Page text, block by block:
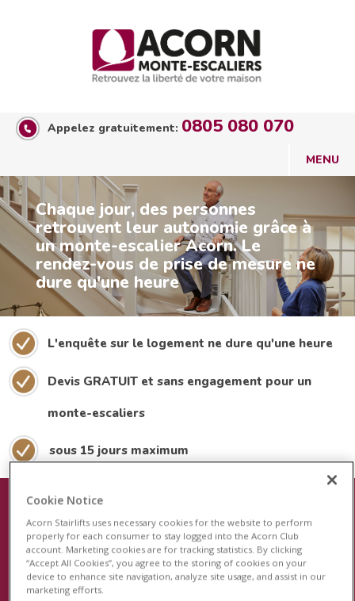
Appelez gratuitement: 0805 080 070
Chaque jour, des personnes
retrouvent leur autonomie grâce à
un monte-escalier Acorn. Le
rendez-vous de prise de mesure ne
dure qu'une heure
L'enquête sur le logement ne dure qu'une heure
Devis GRATUIT et sans engagement pour un
monte-escaliers
sous 15 jours maximum
Le plus récent dispositif de sécurité
pour les monte-escaliers
Acorn est fier de lancer le système de surveillance
Cookie Notice
Acorn Stairlifts uses necessary cookies for the website to perform
properly for each consumer to stay logged into the Acorn Club
account. Marketing cookies are for tracking statistics. By clicking
“Accept All Cookies”, you agree to the storing of cookies on your
device to enhance site navigation, analyze site usage, and assist in our
marketing efforts.